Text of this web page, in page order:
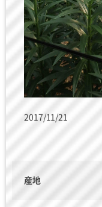
2017/11/21
産地